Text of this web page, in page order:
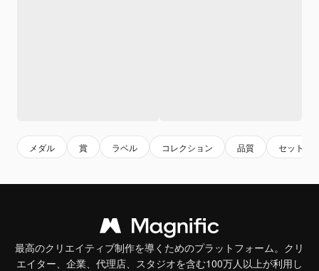
メダル 賞 ラベル コレクション 品質 セット
最高のクリエイティブ制作を導くためのプラットフォーム。クリ
エイター、企業、代理店、スタジオを含む100万人以上が利用し